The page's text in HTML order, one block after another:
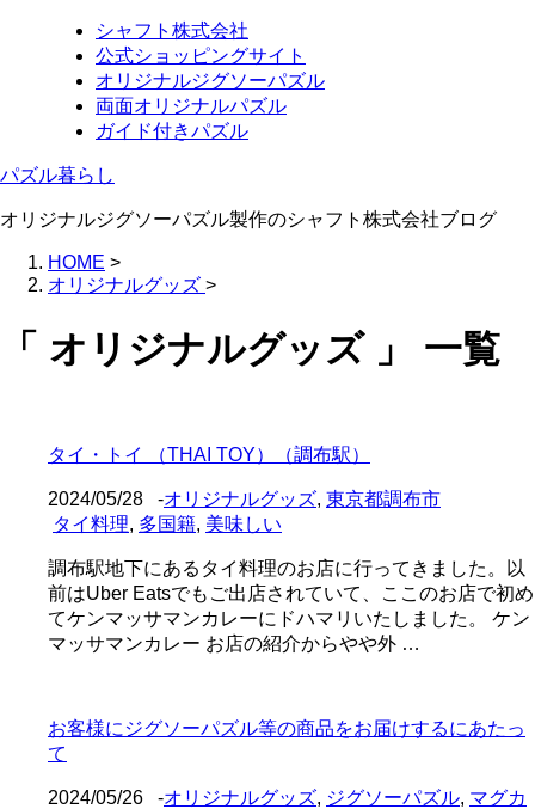
シャフト株式会社
公式ショッピングサイト
オリジナルジグソーパズル
両面オリジナルパズル
ガイド付きパズル
パズル暮らし
オリジナルジグソーパズル製作のシャフト株式会社ブログ
HOME >
オリジナルグッズ >
「 オリジナルグッズ 」 一覧
タイ・トイ （THAI TOY）（調布駅）
2024/05/28 -オリジナルグッズ, 東京都調布市
タイ料理, 多国籍, 美味しい
調布駅地下にあるタイ料理のお店に行ってきました。以
前はUber Eatsでもご出店されていて、ここのお店で初め
てケンマッサマンカレーにドハマリいたしました。 ケン
マッサマンカレー お店の紹介からやや外 …
お客様にジグソーパズル等の商品をお届けするにあたっ
て
2024/05/26 -オリジナルグッズ, ジグソーパズル, マグカ